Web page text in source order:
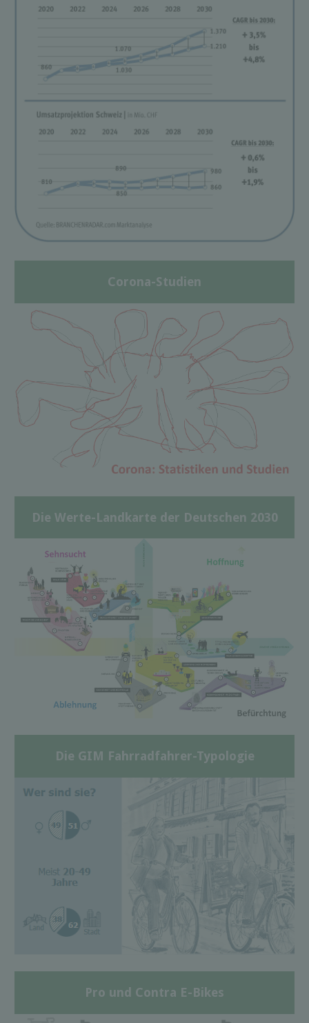
Corona-Studien
Die Werte-Landkarte der Deutschen 2030
Die GIM Fahrradfahrer-Typologie
Pro und Contra E-Bikes